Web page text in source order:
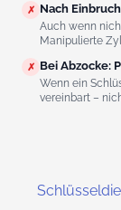
✗ Nach
Auch wenn
Manipulierte
✗ Bei Abzocke:
Wenn ein
vereinbart –